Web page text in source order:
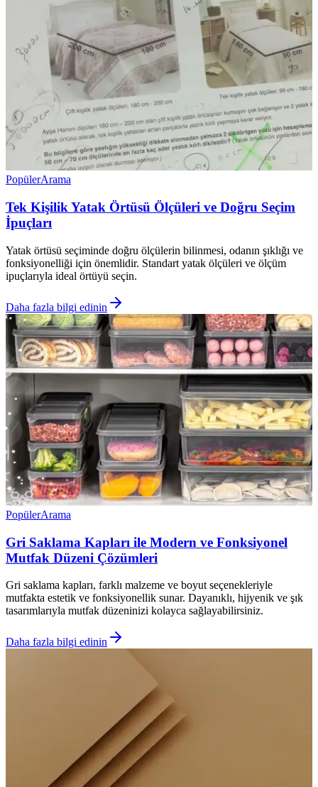
PopülerArama
Tek Kişilik Yatak Örtüsü Ölçüleri ve Doğru Seçim
İpuçları
Yatak örtüsü seçiminde doğru ölçülerin bilinmesi, odanın şıklığı ve
fonksiyonelliği için önemlidir. Standart yatak ölçüleri ve ölçüm
ipuçlarıyla ideal örtüyü seçin.
Daha fazla bilgi edinin
PopülerArama
Gri Saklama Kapları ile Modern ve Fonksiyonel
Mutfak Düzeni Çözümleri
Gri saklama kapları, farklı malzeme ve boyut seçenekleriyle
mutfakta estetik ve fonksiyonellik sunar. Dayanıklı, hijyenik ve şık
tasarımlarıyla mutfak düzeninizi kolayca sağlayabilirsiniz.
Daha fazla bilgi edinin